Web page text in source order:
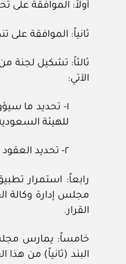
أولاً: الموافقة على
ثانياً: الموافقة على
ثالثاً: تشكيل لجنة
الآتي:
١- تحديد ما
للهيئة
٢- تحديد العقود والمسؤوليات والحقوق والالتزامات ونحوها التي تحل وكالة الفضاء السعودية فيها محل الهيئة السعودية للفضاء.
رابعاً: استمرار
مجلس إدارة وكالة
القرار.
البند (ثانياً) من